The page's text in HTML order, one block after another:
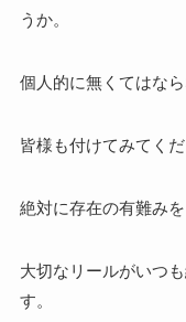
うか。
個人的に無くてはな
皆様も付けてみてくだ
絶対に存在の有難み
大切なリールがいつ
す。